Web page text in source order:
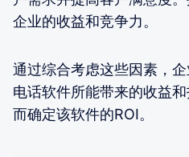
企业的收益和竞争力。
通过综合考虑这些因素，
电话软件所能带来的收益
而确定该软件的ROI。